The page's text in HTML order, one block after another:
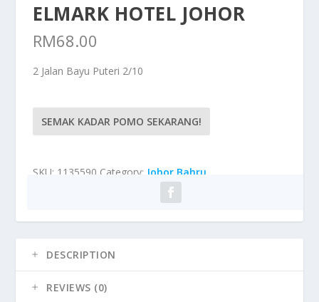
ELMARK HOTEL JOHOR
RM68.00
2 Jalan Bayu Puteri 2/10
SEMAK KADAR POMO SEKARANG!
SKU: 1135590 Category: Johor Bahru
DESCRIPTION
REVIEWS (0)